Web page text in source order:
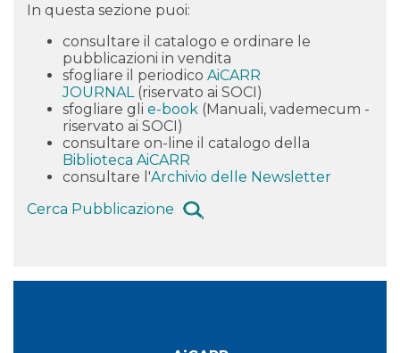
In questa sezione puoi:
consultare il catalogo e ordinare le
pubblicazioni in vendita
sfogliare il periodico AiCARR
JOURNAL (riservato ai SOCI)
sfogliare gli e-book (Manuali, vademecum -
riservato ai SOCI)
consultare on-line il catalogo della
Biblioteca AiCARR
consultare l'Archivio delle Newsletter
Cerca Pubblicazione